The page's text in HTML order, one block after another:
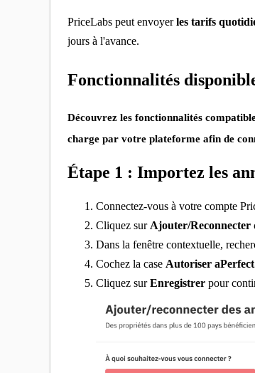
PriceLabs peut envoyerles tarifs
jours à l'avance.
Fonctionnalités
Découvrez les fonctionnalités
charge par votre plateforme afin de
Étape 1 : Importez les
Connectez-vous à votre compte
Cliquez surAjouter/Reconnecter
Dans la fenêtre contextuelle,
Cochez la caseAutoriser
Cliquez surEnregistrer pour